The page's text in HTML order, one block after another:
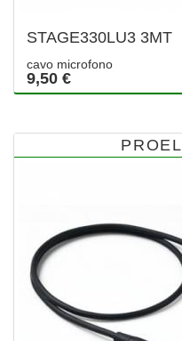
STAGE330LU3 3MT
cavo microfono
9,50 €
PROEL